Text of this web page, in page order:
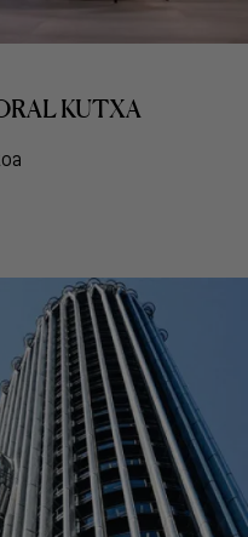
KUTXA